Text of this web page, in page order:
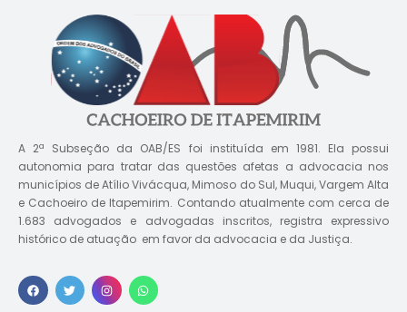
A 2ª Subseção da OAB/ES foi instituída em 1981. Ela possui
autonomia para tratar das questões afetas a advocacia nos
municípios de Atílio Vivácqua, Mimoso do Sul, Muqui, Vargem Alta
e Cachoeiro de Itapemirim. Contando atualmente com cerca de
1.683 advogados e advogadas inscritos, registra expressivo
histórico de atuação em favor da advocacia e da Justiça.